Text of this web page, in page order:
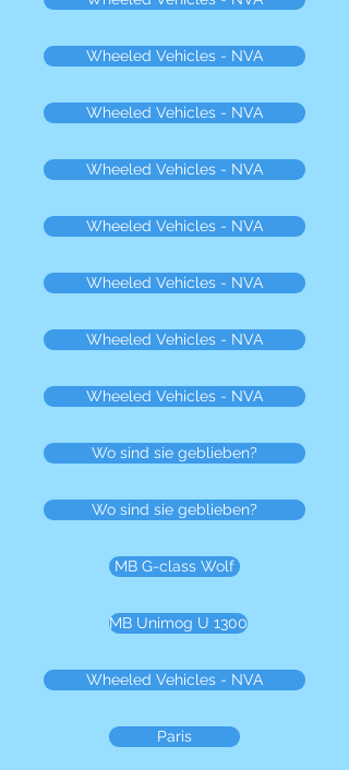
Wheeled Vehicles - NVA
Wheeled Vehicles - NVA
Wheeled Vehicles - NVA
Wheeled Vehicles - NVA
Wheeled Vehicles - NVA
Wheeled Vehicles - NVA
Wheeled Vehicles - NVA
Wo sind sie geblieben?
Wo sind sie geblieben?
MB G-class Wolf
MB Unimog U 1300
Wheeled Vehicles - NVA
Paris